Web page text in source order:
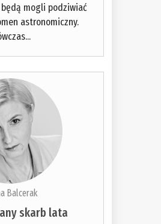
mogli podziwiać
astronomiczny.
Balcerak
skarb lata